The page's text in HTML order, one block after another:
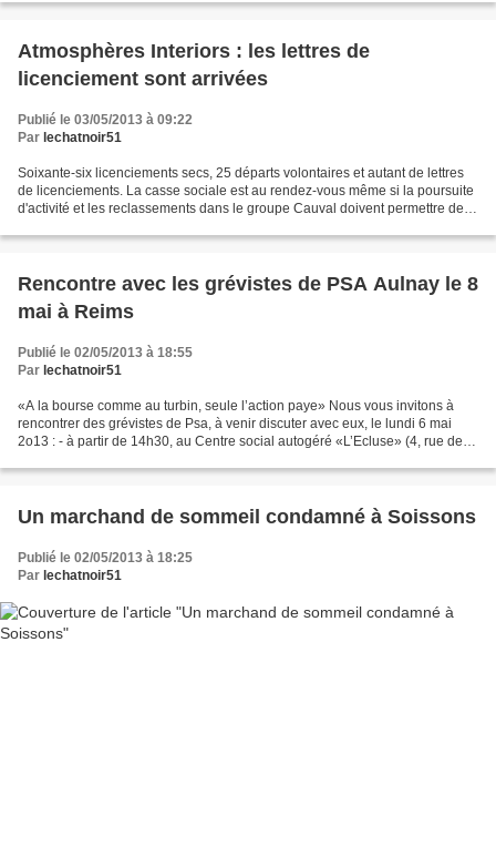
Atmosphères Interiors : les lettres de
licenciement sont arrivées
Publié le 03/05/2013 à 09:22
Par lechatnoir51
Soixante-six licenciements secs, 25 départs volontaires et autant de lettres
de licenciements. La casse sociale est au rendez-vous même si la poursuite
d'activité et les reclassements dans le groupe Cauval doivent permettre de
Rencontre avec les grévistes de PSA Aulnay le 8
mai à Reims
Publié le 02/05/2013 à 18:55
Par lechatnoir51
«A la bourse comme au turbin, seule l’action paye» Nous vous invitons à
rencontrer des grévistes de Psa, à venir discuter avec eux, le lundi 6 mai
2o13 : - à partir de 14h30, au Centre social autogéré «L’Ecluse» (4, rue de la
Un marchand de sommeil condamné à Soissons
Publié le 02/05/2013 à 18:25
Par lechatnoir51